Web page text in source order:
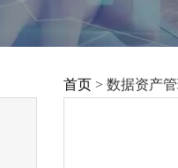
首页 > 数据资产